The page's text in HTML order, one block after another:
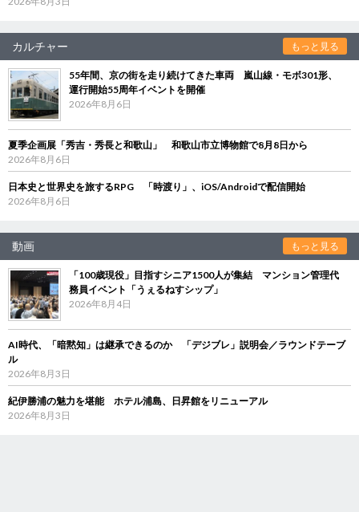
カルチャー もっと見る
55年間、京の街を走り続けてきた車両 嵐山線・モボ301形、
運行開始55周年イベントを開催
2026年8月6日
夏季企画展「秀吉・秀長と和歌山」 和歌山市立博物館で8月8日から
2026年8月6日
日本史と世界史を旅するRPG 「時渡り」、iOS/Androidで配信開始
2026年8月6日
動画 もっと見る
「100歳現役」目指すシニア1500人が集結 マンション管理代
務員イベント「うぇるねすシップ」
2026年8月4日
AI時代、「暗黙知」は継承できるのか 「デジブレ」説明会／ラウンドテーブ
ル
2026年8月3日
紀伊勝浦の魅力を堪能 ホテル浦島、日昇館をリニューアル
2026年8月3日